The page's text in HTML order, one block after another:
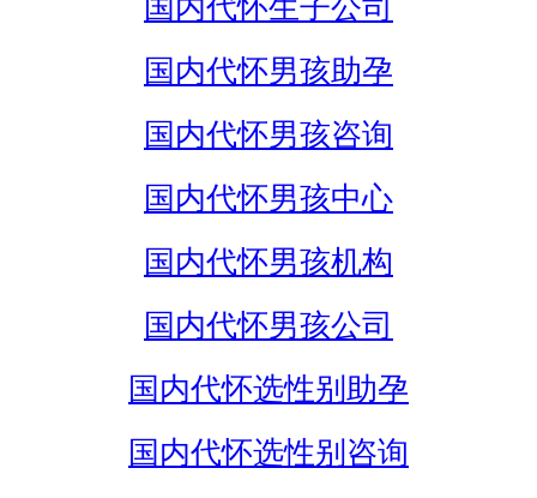
国内代怀生子公司
国内代怀男孩助孕
国内代怀男孩咨询
国内代怀男孩中心
国内代怀男孩机构
国内代怀男孩公司
国内代怀选性别助孕
国内代怀选性别咨询